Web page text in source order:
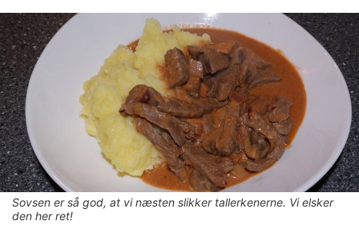
Sovsen er så god, at vi næsten slikker tallerkenerne. Vi elsker
den her ret!